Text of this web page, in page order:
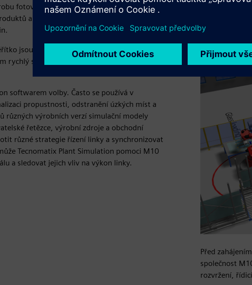
fotovoltaiky zde doma. Naše odborné
a historicky silné strojírenství mohou být
jsou simulace nepostradatelné. Stávají se
start za realistickou cenu, „dodává
softwarem volby. Často se používá v
propustnosti, odstranění úzkých míst a
různých výrobních verzí simulační modely
řetězce, výrobní zdroje a obchodní
různé strategie řízení linky a synchronizovat
Tecnomatix Plant Simulation pomoci M10
a sledovat jejich vliv na výkon linky.
SURFACE,
sériové
Equipment)
Před
společnost
rozvržení,